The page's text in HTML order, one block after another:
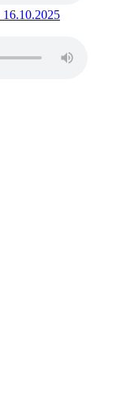
Ausleihbar seit dem
16.10.2025